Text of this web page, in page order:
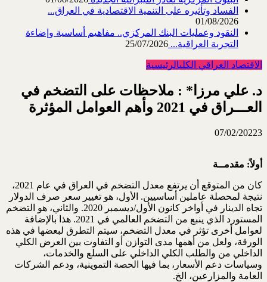
الفساد وتأثيره على التنمية الاقتصادية في العراق...
01/08/2026
النقود وعمليات البنك المركزي.. مفاهيم أساسية وإضاءة
التجربة العراقية... 25/07/2026
الاقتصاد العراقي الكليالرئيسية
د. علي مرزا* : ملاحظات على التضخم في
العـــراق في 2021 وأهم العوامل المؤثرة
07/02/20223
أولاً: مقدمــة
كان من المتوقع أن يرتفع معدل التضخم في العراق في عام 2021،
نتيجة لمحصلة عاملين أساسيين. الأول، هو تغيير سعر صرف الدولار
تجاه الدينار في أواخر كانون الأول/ديسمبر 2020. والثاني، هو التضخم
المستورد الذي ينبع من التضخم العالمي في 2021. هذا بالإضافة
لعوامل أخرى تؤثر في معدل التضخم، سيتم التطرق لبعضها في هذه
الورقة، ولعل من أهمها مدى التوازن أو التفاوت بين العرض الكلي
الداخلي من والطلب الكلي الداخلي على السلع والخدمات،
وسياسات دعم الأسعار، بما فيها الحصة التموينية، ودعم الشركات
العامة والمزارعين، الخ.